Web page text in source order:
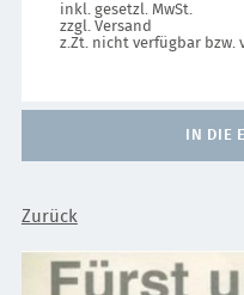
inkl. gesetzl. MwSt.
zzgl. Versand
z.Zt. nicht verfügbar bzw.
IN DIE
Zurück